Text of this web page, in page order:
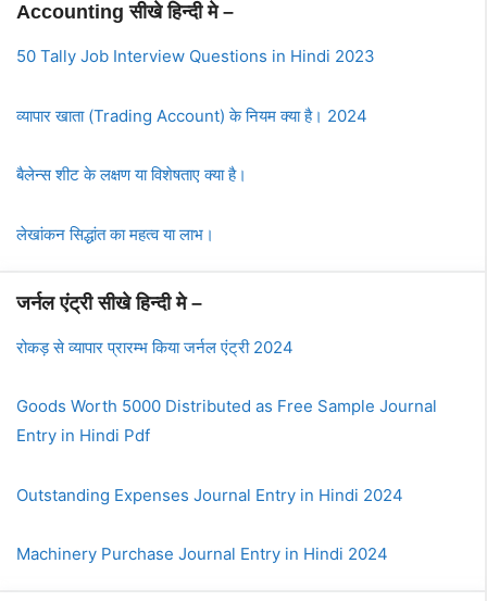
Accounting सीखे हिन्दी मे –
50 Tally Job Interview Questions in Hindi 2023
व्यापार खाता (Trading Account) के नियम क्या है। 2024
बैलेन्स शीट के लक्षण या विशेषताए क्या है।
लेखांकन सिद्धांत का महत्व या लाभ।
जर्नल एंट्री सीखे हिन्दी मे –
रोकड़ से व्यापार प्रारम्भ किया जर्नल एंट्री 2024
Goods Worth 5000 Distributed as Free Sample Journal
Entry in Hindi Pdf
Outstanding Expenses Journal Entry in Hindi 2024
Machinery Purchase Journal Entry in Hindi 2024